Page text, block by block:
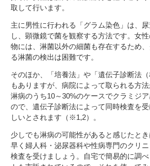
取して行います。
主に男性に行われる「グラム染色」は、
し、顕微鏡で菌を観察する方法です。女
物には、淋菌以外の細菌も存在するため
る淋菌の検出は困難です。
そのほか、「培養法」や「遺伝子診断法（
もありますが、病院によって取られる方法
淋病のうち10～30%のケースでクラミジ
ので、遺伝子診断法によって同時検査を
しいとされます（※1,2）。
少しでも淋病の可能性があると感じたと
早く婦人科・泌尿器科や性病専門のクリ
検査を受けましょう。自宅で簡易的に調